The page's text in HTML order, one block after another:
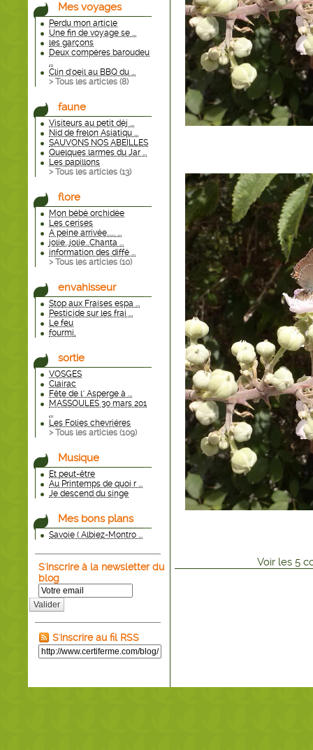
Mes voyages
Perdu mon article
Une fin de voyage se ...
les garçons
Deux compères baroudeu
...
Clin d'oeil au BBQ du ...
> Tous les articles (8)
faune
Visiteurs au petit déj ...
Nid de frelon Asiatiqu ...
SAUVONS NOS ABEILLES
Quelques larmes du Jar ...
Les papillons
> Tous les articles (13)
flore
Mon bébé orchidée
Les cerises
A peine arrivée...... ...
jolie...jolie...Chanta ...
information des diffé ...
> Tous les articles (10)
envahisseur
Stop aux Fraises espa ...
Pesticide sur les frai ...
Le feu
fourmi,
sortie
VOSGES
Clairac
Fête de l" Asperge à ...
MASSOULES 30 mars 201
...
Les Folies chevriéres
> Tous les articles (109)
Musique
Et peut-être
Au Printemps de quoi r ...
Je descend du singe
Mes bons plans
Savoie ( Albiez-Montro ...
S'inscrire à la newsletter du
blog
Valider
S'inscrire au fil RSS
Voir les 5